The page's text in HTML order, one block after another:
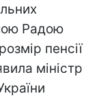
Радою
пенсії
міністр